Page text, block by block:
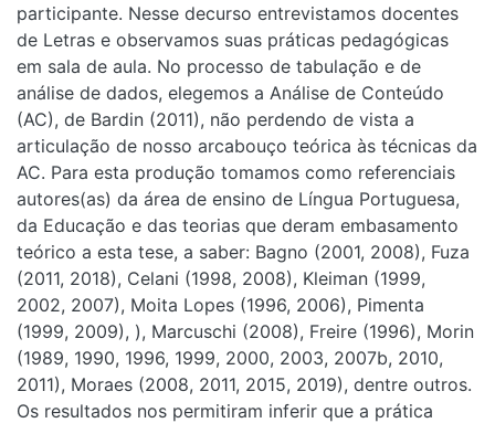
participante. Nesse decurso entrevistamos docentes
de Letras e observamos suas práticas pedagógicas
em sala de aula. No processo de tabulação e de
análise de dados, elegemos a Análise de Conteúdo
(AC), de Bardin (2011), não perdendo de vista a
articulação de nosso arcabouço teórica às técnicas da
AC. Para esta produção tomamos como referenciais
autores(as) da área de ensino de Língua Portuguesa,
da Educação e das teorias que deram embasamento
teórico a esta tese, a saber: Bagno (2001, 2008), Fuza
(2011, 2018), Celani (1998, 2008), Kleiman (1999,
2002, 2007), Moita Lopes (1996, 2006), Pimenta
(1999, 2009), ), Marcuschi (2008), Freire (1996), Morin
(1989, 1990, 1996, 1999, 2000, 2003, 2007b, 2010,
2011), Moraes (2008, 2011, 2015, 2019), dentre outros.
Os resultados nos permitiram inferir que a prática